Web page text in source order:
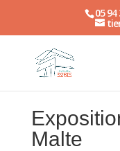
05 94
Malte